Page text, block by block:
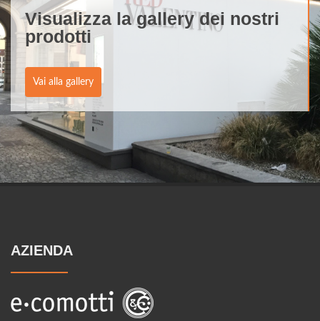
Visualizza la gallery dei nostri
prodotti
Vai alla gallery
AZIENDA